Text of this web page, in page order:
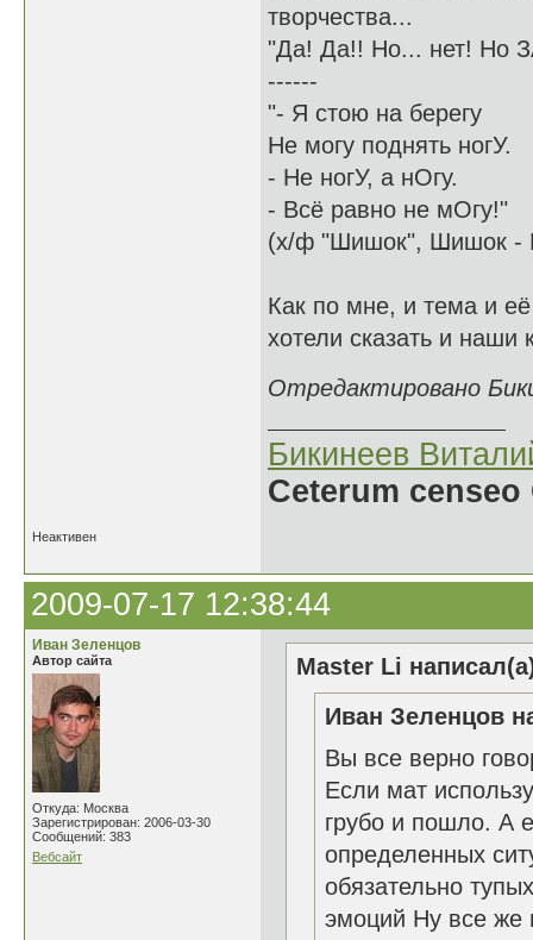
творчества...
"Да! Да!! Но... нет! Но
------
"- Я стою на берегу
Не могу поднять ногУ.
- Не ногУ, а нОгу.
- Всё равно не мОгу!"
(х/ф "Шишок", Шишок -
Как по мне, и тема и
хотели сказать и наши
Отредактировано
Бикинеев
Ceterum
Неактивен
2009-07-17 12:38:44
Иван Зеленцов
Автор сайта
Откуда: Москва
Зарегистрирован: 2006-03-30
Сообщений: 383
Вебсайт
Master Li
Иван Зеленцов
Вы все верно
Если мат
грубо и пошло. А
определенных
обязательно
эмоций Ну все же